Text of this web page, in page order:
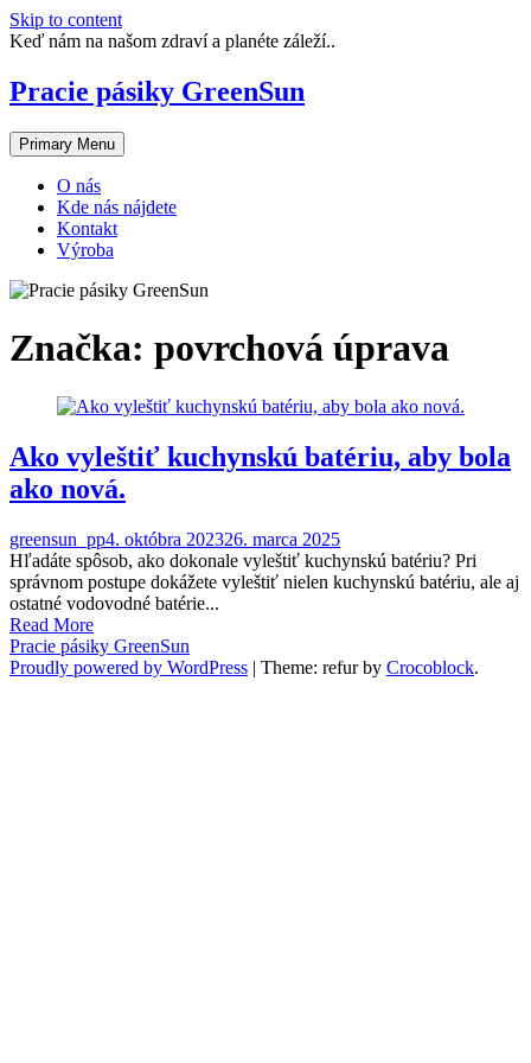
Skip to content
Keď nám na našom zdraví a planéte záleží..
Pracie pásiky GreenSun
Primary Menu
O nás
Kde nás nájdete
Kontakt
Výroba
Značka: povrchová úprava
Ako vyleštiť kuchynskú batériu, aby bola
ako nová.
greensun_pp4. októbra 202326. marca 2025
Hľadáte spôsob, ako dokonale vyleštiť kuchynskú batériu? Pri
správnom postupe dokážete vyleštiť nielen kuchynskú batériu, ale aj
ostatné vodovodné batérie...
Read More
Pracie pásiky GreenSun
Proudly powered by WordPress | Theme: refur by Crocoblock.